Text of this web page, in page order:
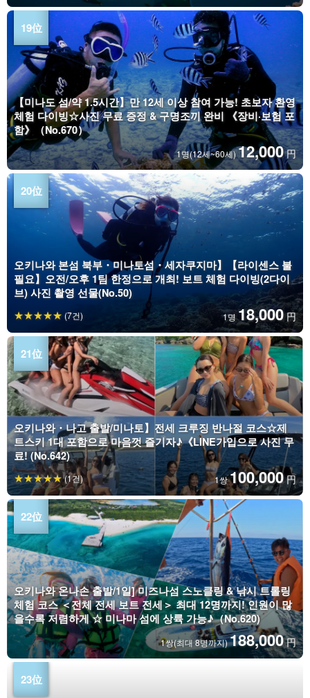
【미나도 섬/약 1.5시간】만 12세 이상 참여 가능! 초보자 환영
체험 다이빙☆사진 무료 증정 & 구명조끼 완비 《장비·보험 포
함》（No.670）
1명(12세~60세) 12,000 円
오키나와 본섬 북부・미나토섬・세자쿠지마】【라이센스 불
필요】오전/오후 1팀 한정으로 개최! 보트 체험 다이빙(2다이
브) 사진 촬영 선물(No.50)
1명18,000 円
(7건)
오키나와・나고 출발/미나토】전세 크루징 반나절 코스☆제
트스키 1대 포함으로 마음껏 즐기자♪《LINE가입으로 사진 무
료! (No.642)
1쌍100,000 円
(1건)
오키나와 온나손 출발/1일] 미즈나섬 스노클링 & 낚시 트롤링
체험 코스 ＜전체 전세 보트 전세＞ 최대 12명까지! 인원이 많
을수록 저렴하게 ☆ 미나마 섬에 상륙 가능♪（No.620)
1쌍(최대 8명까지)188,000 円